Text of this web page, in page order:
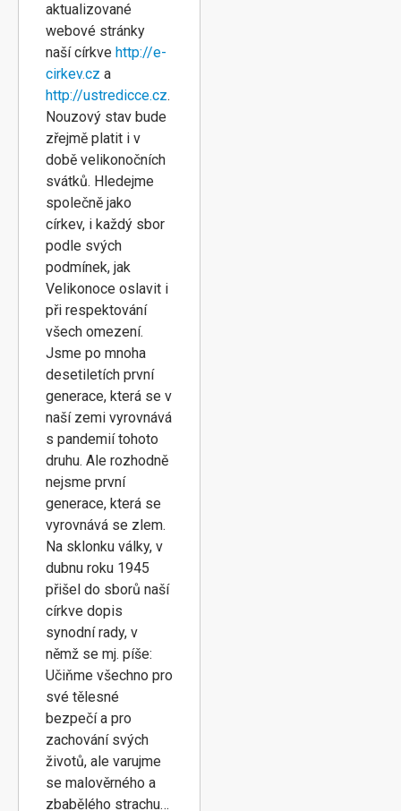
aktualizované
webové stránky
naší církve http://e-
cirkev.cz a
http://ustredicce.cz.
Nouzový stav bude
zřejmě platit i v
době velikonočních
svátků. Hledejme
společně jako
církev, i každý sbor
podle svých
podmínek, jak
Velikonoce oslavit i
při respektování
všech omezení.
Jsme po mnoha
desetiletích první
generace, která se v
naší zemi vyrovnává
s pandemií tohoto
druhu. Ale rozhodně
nejsme první
generace, která se
vyrovnává se zlem.
Na sklonku války, v
dubnu roku 1945
přišel do sborů naší
církve dopis
synodní rady, v
němž se mj. píše:
Učiňme všechno pro
své tělesné
bezpečí a pro
zachování svých
životů, ale varujme
se malověrného a
zbabělého strachu…